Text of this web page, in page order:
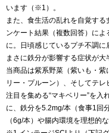
います（※1）。
また、食生活の乱れを自覚す
ンケート結果（複数回答）に
に。日頃感じているプチ不調に
まさに鉄分が影響する症状が
当商品は紫系野菜（紫いも・
リー・プルーン）、そしてテ
注目を集める“マキベリー”を入
に、鉄分を5.2mg/本（食事1回
（6g/本）や腸内環境を理想的